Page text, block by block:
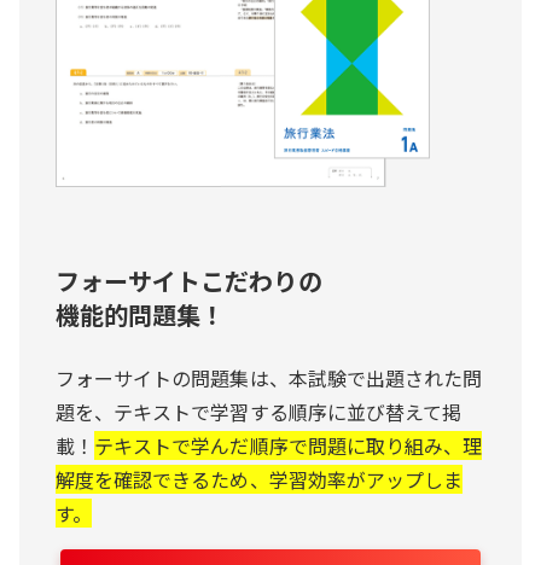
フォーサイトこだわりの
機能的問題集！
フォーサイトの問題集は、本試験で出題された問
題を、テキストで学習する順序に並び替えて掲
載！ テキストで学んだ順序で問題に取り組み、理
解度を確認できるため、学習効率がアップしま
す。